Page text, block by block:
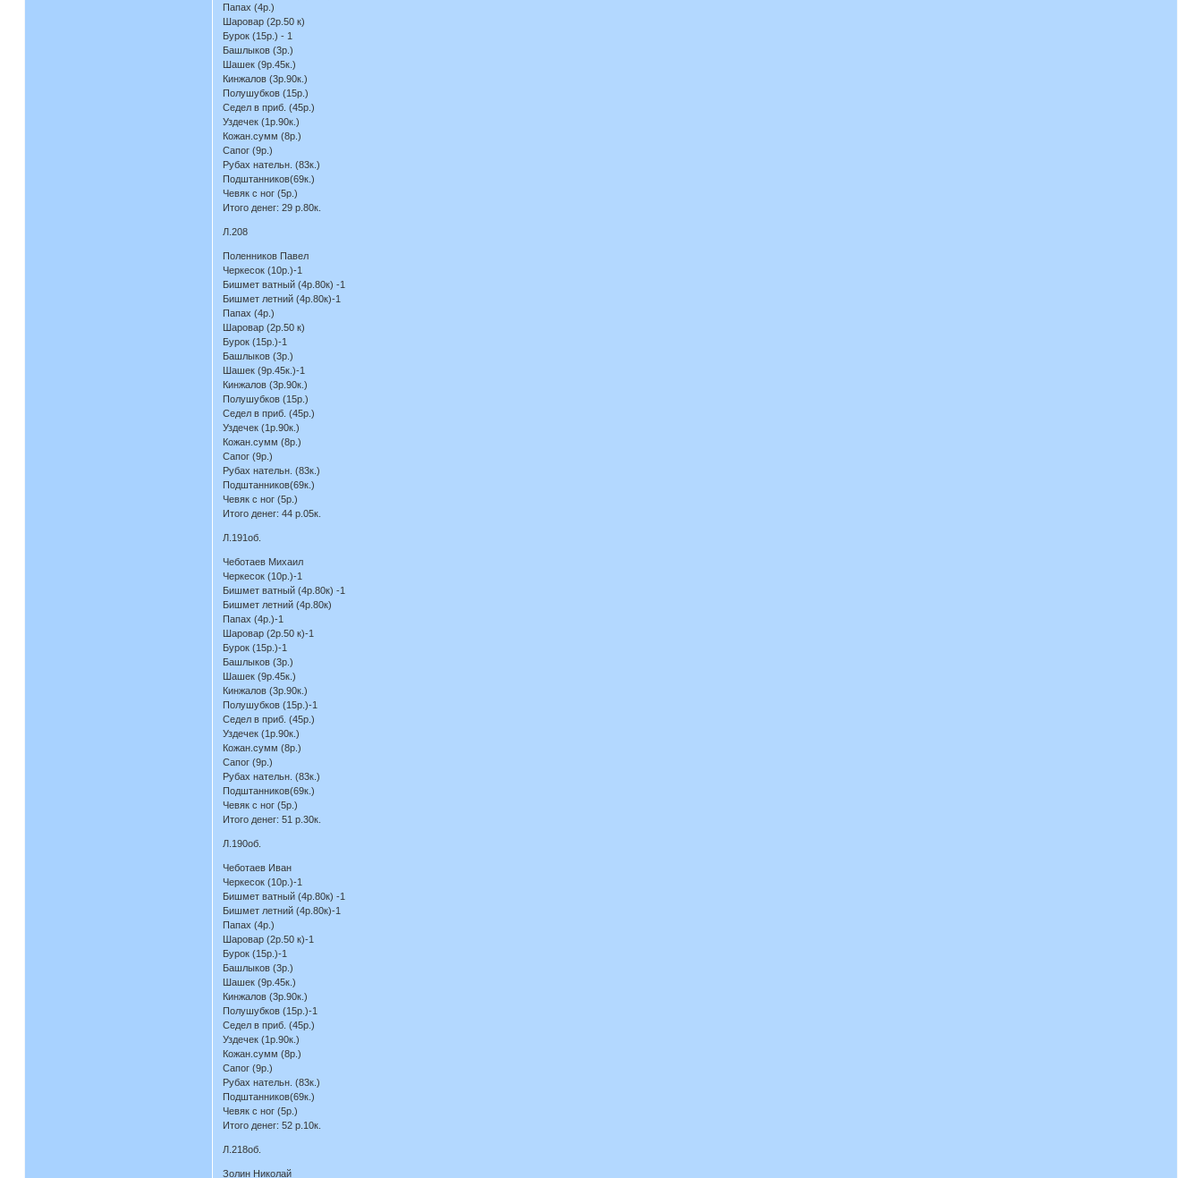
Папах (4р.)
Шаровар (2р.50 к)
Бурок (15р.) - 1
Башлыков (3р.)
Шашек (9р.45к.)
Кинжалов (3р.90к.)
Полушубков (15р.)
Седел в приб. (45р.)
Уздечек (1р.90к.)
Кожан.сумм (8р.)
Сапог (9р.)
Рубах нательн. (83к.)
Подштанников(69к.)
Чевяк с ног (5р.)
Итого денег: 29 р.80к.
Л.208
Поленников Павел
Черкесок (10р.)-1
Бишмет ватный (4р.80к) -1
Бишмет летний (4р.80к)-1
Папах (4р.)
Шаровар (2р.50 к)
Бурок (15р.)-1
Башлыков (3р.)
Шашек (9р.45к.)-1
Кинжалов (3р.90к.)
Полушубков (15р.)
Седел в приб. (45р.)
Уздечек (1р.90к.)
Кожан.сумм (8р.)
Сапог (9р.)
Рубах нательн. (83к.)
Подштанников(69к.)
Чевяк с ног (5р.)
Итого денег: 44 р.05к.
Л.191об.
Чеботаев Михаил
Черкесок (10р.)-1
Бишмет ватный (4р.80к) -1
Бишмет летний (4р.80к)
Папах (4р.)-1
Шаровар (2р.50 к)-1
Бурок (15р.)-1
Башлыков (3р.)
Шашек (9р.45к.)
Кинжалов (3р.90к.)
Полушубков (15р.)-1
Седел в приб. (45р.)
Уздечек (1р.90к.)
Кожан.сумм (8р.)
Сапог (9р.)
Рубах нательн. (83к.)
Подштанников(69к.)
Чевяк с ног (5р.)
Итого денег: 51 р.30к.
Л.190об.
Чеботаев Иван
Черкесок (10р.)-1
Бишмет ватный (4р.80к) -1
Бишмет летний (4р.80к)-1
Папах (4р.)
Шаровар (2р.50 к)-1
Бурок (15р.)-1
Башлыков (3р.)
Шашек (9р.45к.)
Кинжалов (3р.90к.)
Полушубков (15р.)-1
Седел в приб. (45р.)
Уздечек (1р.90к.)
Кожан.сумм (8р.)
Сапог (9р.)
Рубах нательн. (83к.)
Подштанников(69к.)
Чевяк с ног (5р.)
Итого денег: 52 р.10к.
Л.218об.
Золин Николай